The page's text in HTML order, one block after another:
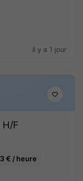
il y a 1 jour
F
€ / heure